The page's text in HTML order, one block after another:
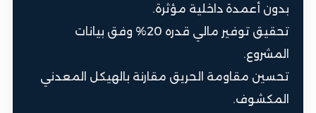
بدون أعمدة داخلية مؤثرة.
تحقيق توفير مالي قدره 20% وفق بيانات
المشروع.
تحسين مقاومة الحريق مقارنة بالهيكل المعدني
المكشوف.